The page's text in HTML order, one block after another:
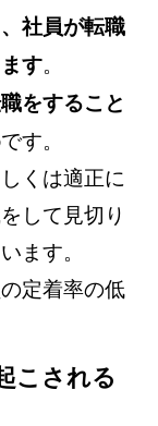
社員が転職
す。
をすること
です。
くは適正に
して見切り
ます。
定着率の低
こされる